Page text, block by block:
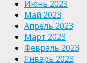
Июнь 2023
Май 2023
Апрель 2023
Март 2023
Февраль 2023
Январь 2023